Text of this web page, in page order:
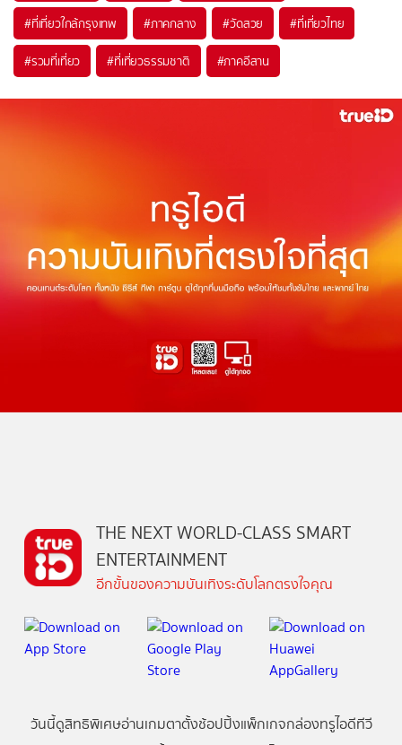
#ที่เที่ยวใกล้กรุงเทพ #ภาคกลาง #วัดสวย #ที่เที่ยวไทย
#รวมที่เที่ยว #ที่เที่ยวธรรมชาติ #ภาคอีสาน
THE NEXT WORLD-CLASS SMART
ENTERTAINMENT
อีกขั้นของความบันเทิงระดับโลกตรงใจคุณ
วันนี้ดูสิทธิพิเศษอ่านเกมตาตั้งช้อปปิ้งแพ็กเกจกล่องทรูไอดีทีวี